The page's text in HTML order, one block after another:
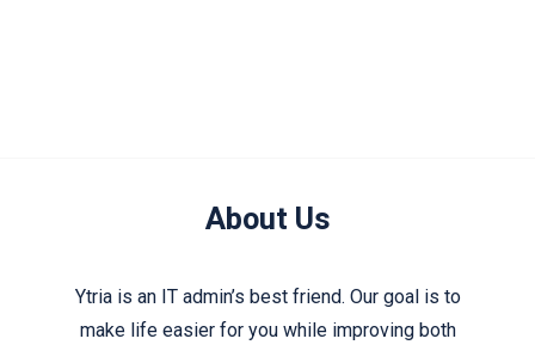
About Us
Ytria is an IT admin’s best friend. Our goal is to
make life easier for you while improving both